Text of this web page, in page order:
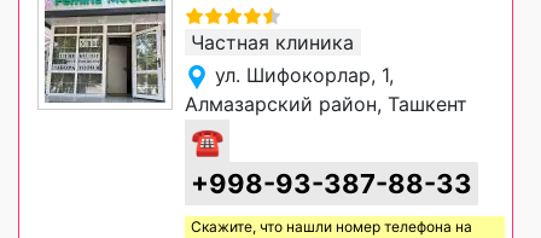
Частная клиника
ул. Шифокорлар, 1,
Алмазарский район, Ташкент
☎
+998-93-387-88-33
Скажите, что нашли номер телефона на